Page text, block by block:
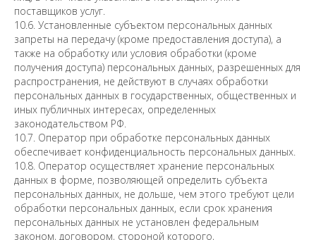
поставщиков услуг.
10.6. Установленные субъектом персональных данных
запреты на передачу (кроме предоставления доступа), а
также на обработку или условия обработки (кроме
получения доступа) персональных данных, разрешенных для
распространения, не действуют в случаях обработки
персональных данных в государственных, общественных и
иных публичных интересах, определенных
законодательством РФ.
10.7. Оператор при обработке персональных данных
обеспечивает конфиденциальность персональных данных.
10.8. Оператор осуществляет хранение персональных
данных в форме, позволяющей определить субъекта
персональных данных, не дольше, чем этого требуют цели
обработки персональных данных, если срок хранения
персональных данных не установлен федеральным
законом, договором, стороной которого,